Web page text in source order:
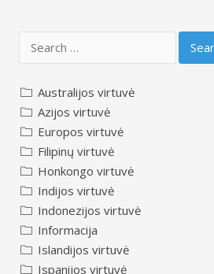
for:
Australijos virtuvė
Azijos virtuvė
Europos virtuvė
Filipinų virtuvė
Honkongo virtuvė
Indijos virtuvė
Indonezijos virtuvė
Informacija
Islandijos virtuvė
Ispanijos virtuvė